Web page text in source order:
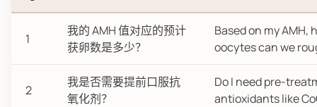
1
我的 AMH 值对应的预计
获卵数是多少？
Based on my AMH,
oocytes can we
2
我是否需要提前口服抗
氧化剂？
Do I need pre-
antioxidants like